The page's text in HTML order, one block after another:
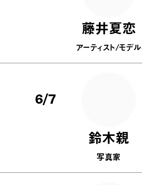
藤井夏恋
アーティスト/モデル
6/7
鈴木親
写真家